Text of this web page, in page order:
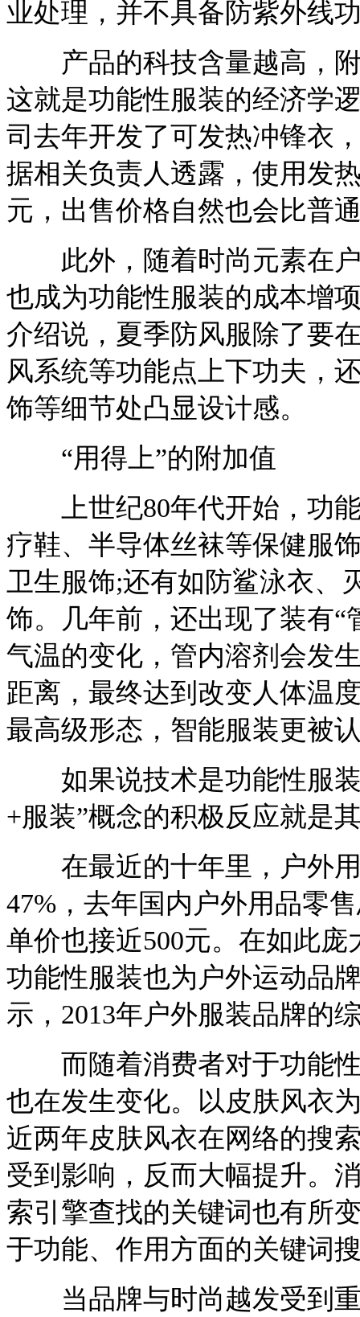
业处理，并不具备防紫外线
产品的科技含量越高，附
这就是功能性服装的经济学
司去年开发了可发热冲锋衣
据相关负责人透露，使用发
元，出售价格自然也会比普
此外，随着时尚元素在户
也成为功能性服装的成本增
介绍说，夏季防风服除了要
风系统等功能点上下功夫，
饰等细节处凸显设计感。
“用得上”的附加值
上世纪80年代开始，功能
疗鞋、半导体丝袜等保健服
卫生服饰;还有如防鲨泳衣、
饰。几年前，还出现了装有
气温的变化，管内溶剂会发
距离，最终达到改变人体温
最高级形态，智能服装更被
如果说技术是功能性服装
+服装”概念的积极反应就是
在最近的十年里，户外用
47%，去年国内户外用品零
单价也接近500元。在如此
功能性服装也为户外运动品
示，2013年户外服装品牌的
而随着消费者对于功能性
也在发生变化。以皮肤风衣
近两年皮肤风衣在网络的搜
受到影响，反而大幅提升。
索引擎查找的关键词也有所
于功能、作用方面的关键词
当品牌与时尚越发受到重